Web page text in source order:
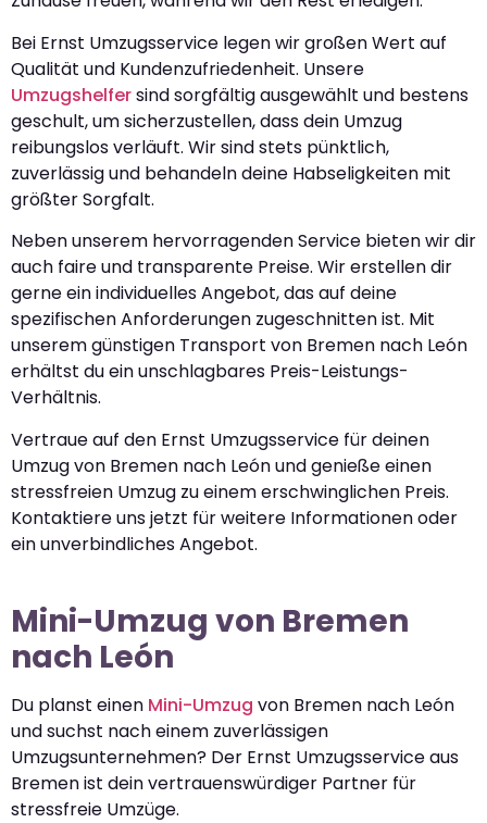
Bei Ernst Umzugsservice legen wir großen Wert auf
Qualität und Kundenzufriedenheit. Unsere
Umzugshelfersind sorgfältig ausgewählt und bestens
geschult, um sicherzustellen, dass dein Umzug
reibungslos verläuft. Wir sind stets pünktlich,
zuverlässig und behandeln deine Habseligkeiten mit
größter Sorgfalt.
Neben unserem hervorragenden Service bieten wir dir
auch faire und transparente Preise. Wir erstellen dir
gerne ein individuelles Angebot, das auf deine
spezifischen Anforderungen zugeschnitten ist. Mit
unserem günstigen Transport von Bremen nach León
erhältst du ein unschlagbares Preis-Leistungs-
Verhältnis.
Vertraue auf den Ernst Umzugsservice für deinen
Umzug von Bremen nach León und genieße einen
stressfreien Umzug zu einem erschwinglichen Preis.
Kontaktiere uns jetzt für weitere Informationen oder
ein unverbindliches Angebot.
Mini-Umzug von Bremen
nach León
Du planst einen Mini-Umzug von Bremen nach León
und suchst nach einem zuverlässigen
Umzugsunternehmen? Der Ernst Umzugsservice aus
Bremen ist dein vertrauenswürdiger Partner für
stressfreie Umzüge.